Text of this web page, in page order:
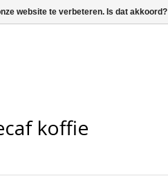
koffie
website te verbeteren. Is dat akkoord?